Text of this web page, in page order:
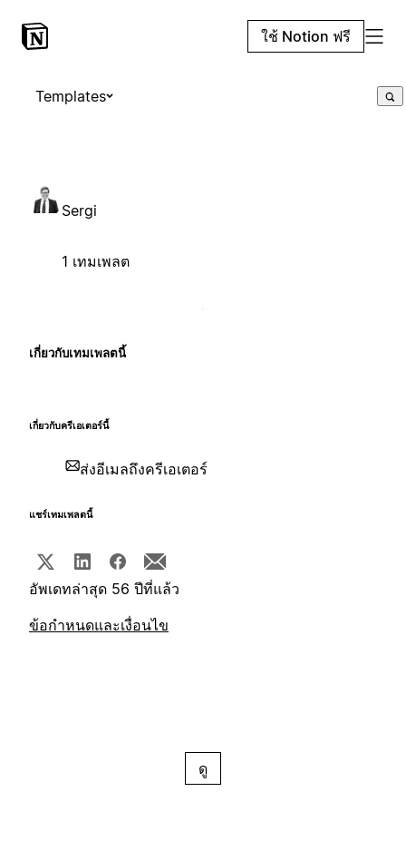
ใช้ Notion ฟรี
Templates
Sergi
1 เทมเพลต
เกี่ยวกับเทมเพลตนี้
เกี่ยวกับครีเอเตอร์นี้
ส่งอีเมลถึงครีเอเตอร์
แชร์เทมเพลตนี้
อัพเดทล่าสุด 56 ปีที่แล้ว
ข้อกำหนดและเงื่อนไข
ดู